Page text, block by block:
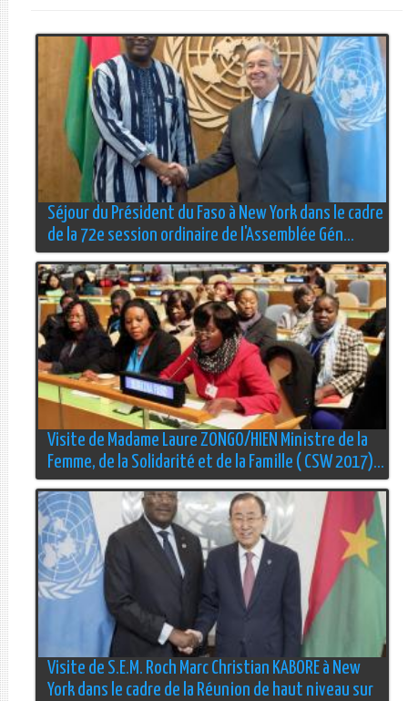
Séjour du Président du Faso à New York dans le cadre
de la 72e session ordinaire de l'Assemblée Gén...
Visite de Madame Laure ZONGO/HIEN Ministre de la
Femme, de la Solidarité et de la Famille ( CSW 2017)...
Visite de S.E.M. Roch Marc Christian KABORE à New
York dans le cadre de la Réunion de haut niveau sur